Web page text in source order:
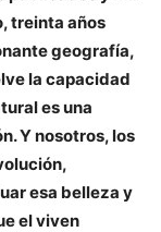
treinta años
geografía,
la capacidad
es una
Y nosotros, los
esa belleza y
el viven